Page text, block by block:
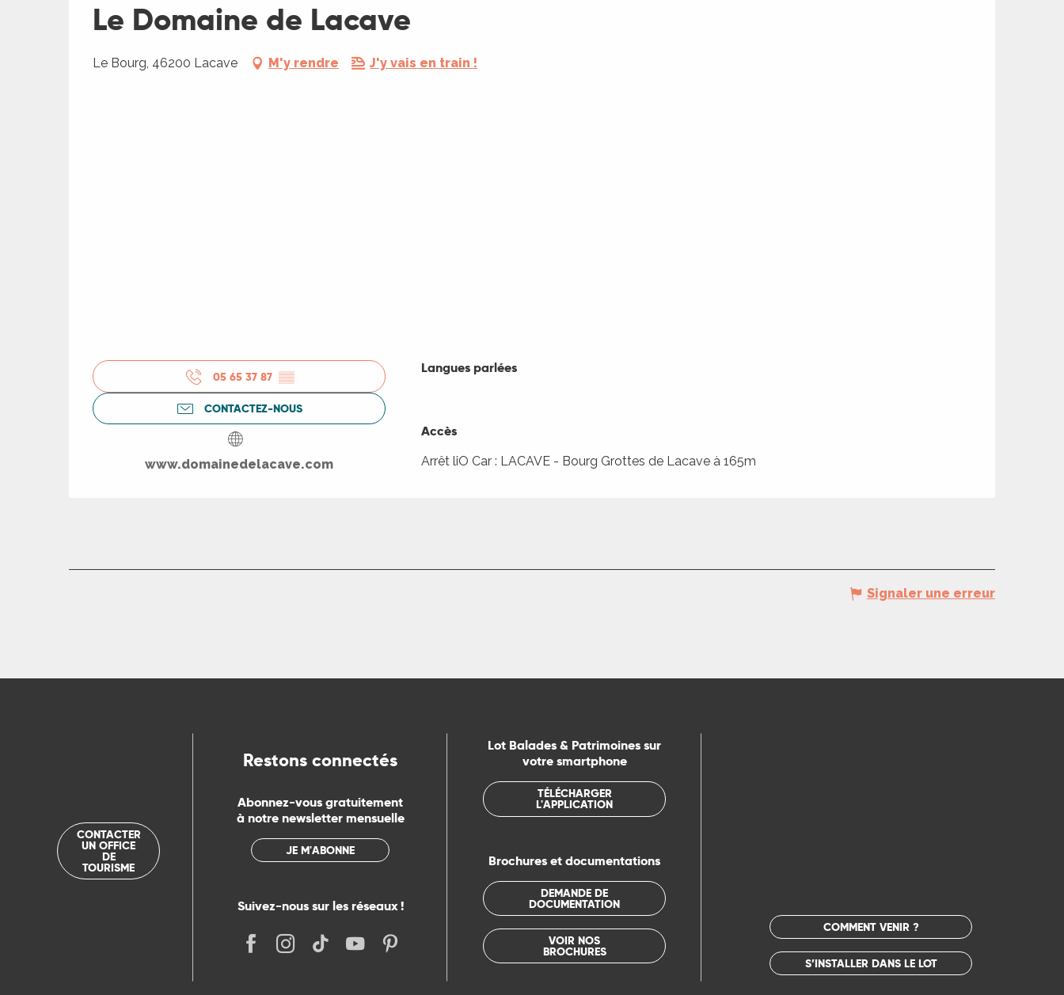
Le Domaine de Lacave
Le Bourg, 46200 Lacave M'y rendre J'y vais en train !
05 65 37 87 ▒▒
CONTACTEZ-NOUS
www.domainedelacave.com
Langues parlées
Langues parlées
Accès
Accès
Arrêt liO Car : LACAVE - Bourg Grottes de Lacave à 165m
Signaler une erreur
CONTACTER
UN OFFICE
DE
TOURISME
Restons connectés
Abonnez-vous gratuitement
à notre newsletter mensuelle
JE M'ABONNE
Suivez-nous sur les réseaux !
Lot Balades & Patrimoines sur
votre smartphone
TÉLÉCHARGER
L'APPLICATION
Brochures et documentations
DEMANDE DE
DOCUMENTATION
VOIR NOS
BROCHURES
COMMENT VENIR ?
S’INSTALLER DANS LE LOT